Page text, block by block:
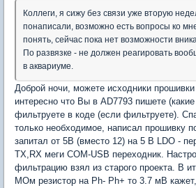
Коллеги, я сижу без связи уже вторую
понаписали, возможно есть вопросы ко
понять, сейчас пока нет возможности
По развязке - не должен реагировать
в аквариуме.
Доброй ночи, можете исходники
интересно что Вы в AD7793 пишете
фильтруете в коде (если фильтруете).
только необходимое, написал прошивку
запитал от 5В (вместо 12) на 5 В LDO -
TX,RX меги COM-USB переходник.
фильтрацию взял из старого проекта. В
МОм резистор на Ph- Ph+ то 3.7 мВ